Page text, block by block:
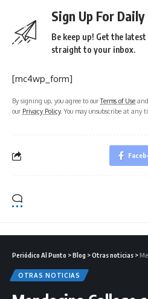
Sign Up For
Be keep up! Get the
straight to your inbox.
[mc4wp_form]
By signing up, you agree to ourTerms of Use
our Privacy Policy. You may unsubscribe at any
Periódico Al Punto >Blog >Otras noticias >Mendocino
OTRAS NOTICIAS